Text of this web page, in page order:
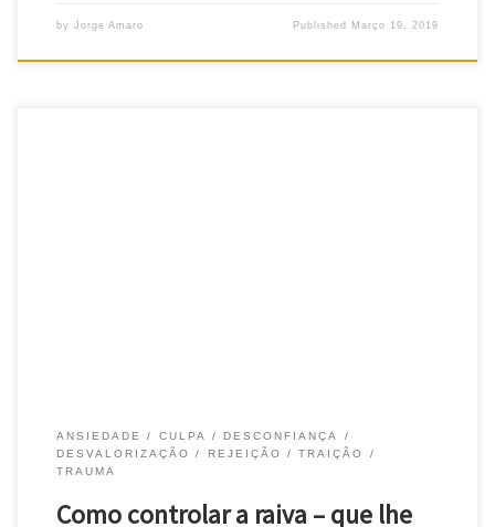
by Jorge Amaro Published Março 19, 2019
ANSIEDADE CULPA
DESCONFIANÇA
DESVALORIZAÇÃO
REJEIÇÃO
TRAIÇÃO
TRAUMA
Como controlar a raiva – que lhe